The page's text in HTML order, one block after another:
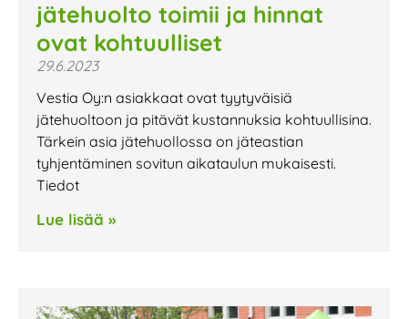
jätehuolto toimii ja hinnat
ovat kohtuulliset
29.6.2023
Vestia Oy:n asiakkaat ovat tyytyväisiä
jätehuoltoon ja pitävät kustannuksia kohtuullisina.
Tärkein asia jätehuollossa on jäteastian
tyhjentäminen sovitun aikataulun mukaisesti.
Tiedot
Lue lisää »